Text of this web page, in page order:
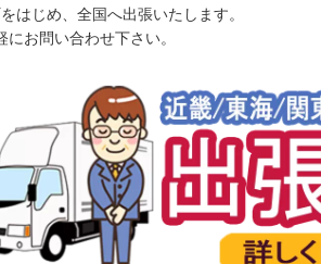
はじめ、全国へ出張いたします。
にお問い合わせ下さい。